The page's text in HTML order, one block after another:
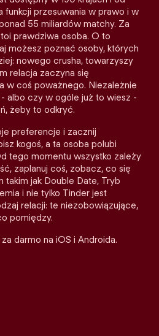
funkcji przesuwania w prawo i w
55 miliardów matchy. Za
prawdziwa osoba. O to
możesz poznać osoby, których
nowego crusha, towarzyszy
relacja zaczyna się
w coś poważnego. Niezależnie
albo czy w ogóle już to wiesz -
żeby to odkryć.
preferencje i zacznij
kogoś, a ta osoba polubi
tego momentu wszystko zależy
zaplanuj coś, zobacz, co się
takim jak Double Date, Tryb
i nie tylko Tinder jest
relacji: te niezobowiązujące,
pomiędzy.
darmo na iOS i Androida.